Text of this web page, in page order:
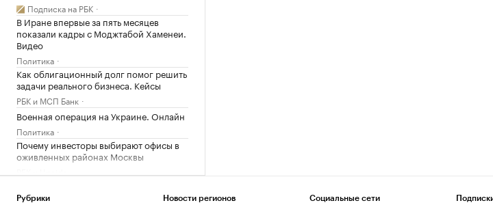
Подписка на РБК
В Иране впервые за пять месяцев
показали кадры с Моджтабой Хаменеи.
Видео
Политика
Как облигационный долг помог решить
задачи реального бизнеса. Кейсы
РБК и МСП Банк
Военная операция на Украине. Онлайн
Политика
Почему инвесторы выбирают офисы в
оживленных районах Москвы
Рубрики Новости регионов Социальные сети